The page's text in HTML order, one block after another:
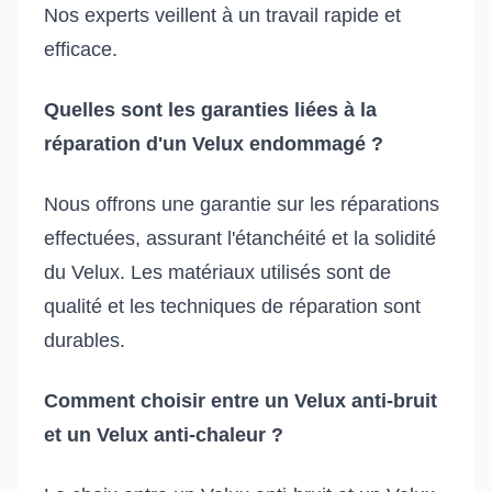
Nos experts veillent à un travail rapide et
efficace.
Quelles sont les garanties liées à la
réparation d'un Velux endommagé ?
Nous offrons une garantie sur les réparations
effectuées, assurant l'étanchéité et la solidité
du Velux. Les matériaux utilisés sont de
qualité et les techniques de réparation sont
durables.
Comment choisir entre un Velux anti-bruit
et un Velux anti-chaleur ?